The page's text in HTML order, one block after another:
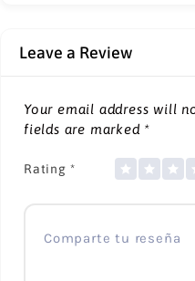
Leave a Review
Your email address will
fields are marked *
Rating *